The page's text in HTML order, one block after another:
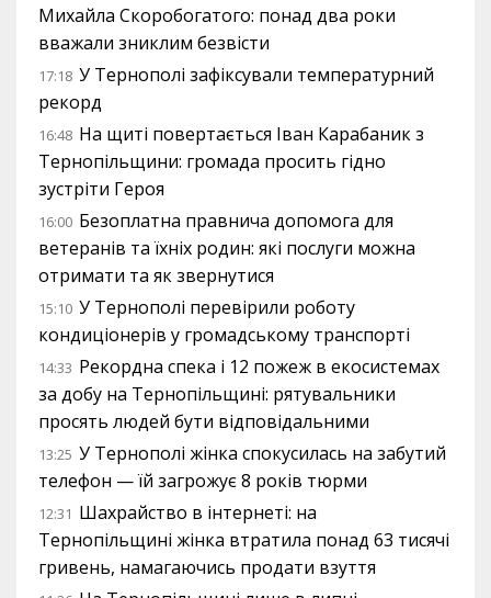
Михайла Скоробогатого: понад два роки
вважали зниклим безвісти
17:18 У Тернополі зафіксували температурний
рекорд
16:48 На щиті повертається Іван Карабаник з
Тернопільщини: громада просить гідно
зустріти Героя
16:00 Безоплатна правнича допомога для
ветеранів та їхніх родин: які послуги можна
отримати та як звернутися
15:10 У Тернополі перевірили роботу
кондиціонерів у громадському транспорті
14:33 Рекордна спека і 12 пожеж в екосистемах
за добу на Тернопільщині: рятувальники
просять людей бути відповідальними
13:25 У Тернополі жінка спокусилась на забутий
телефон — їй загрожує 8 років тюрми
12:31 Шахрайство в інтернеті: на
Тернопільщині жінка втратила понад 63 тисячі
гривень, намагаючись продати взуття